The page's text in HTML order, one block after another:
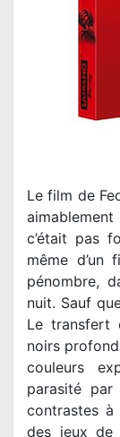
Le film de
c’était pas
même d’un
pénombre,
nuit. Sauf
Le transfert
noirs
couleurs
parasité
contrastes
des jeux de